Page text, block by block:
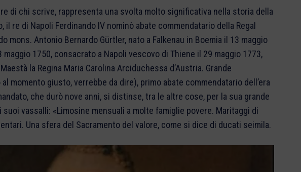
di chi scrive, rappresenta una svolta molto significativa nella storia della
il re di Napoli Ferdinando IV nominò abate commendatario della Regal
mons. Antonio Bernardo Gürtler, nato a Falkenau in Boemia il 13 maggio
1750, consacrato a Napoli vescovo di Thiene il 29 maggio 1773,
la Regina Maria Carolina Arciduchessa d’Austria. Grande
momento giusto, verrebbe da dire), primo abate commendatario dell’era
che durò nove anni, si distinse, tra le altre cose, per la sua grande
vassalli: «Limosine mensuali a molte famiglie povere. Maritaggi di
Una sfera del Sacramento del valore, come si dice di ducati seimila.